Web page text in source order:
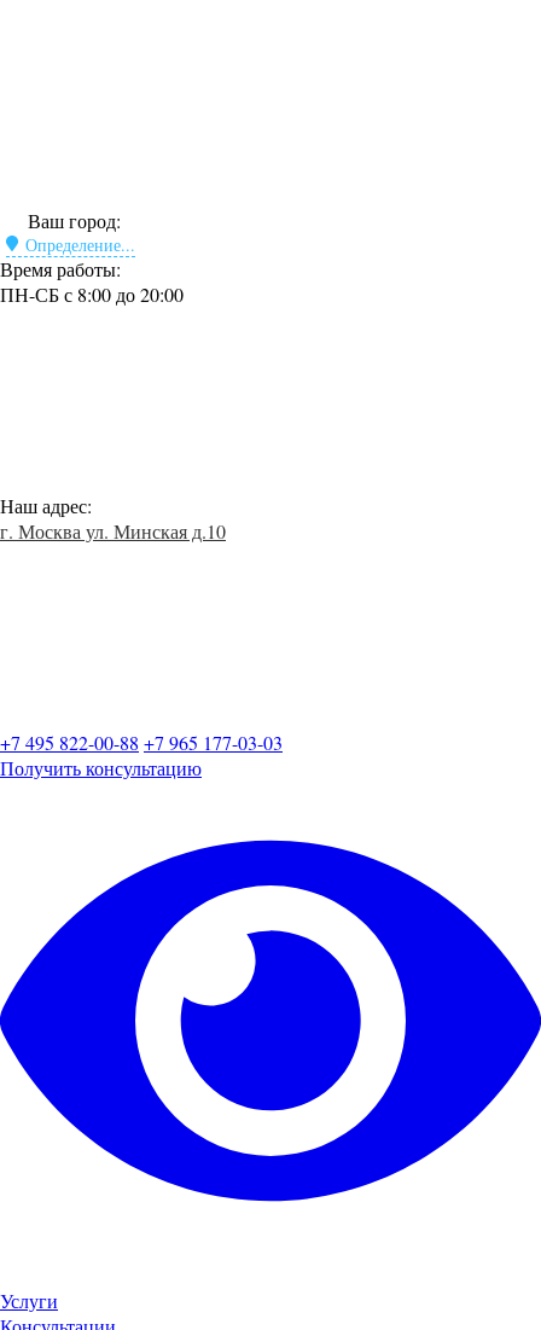
Ваш город:
Определение...
Время работы:
ПН-СБ с 8:00 до 20:00
Наш адрес:
г. Москва ул. Минская д.10
+7 495 822-00-88 +7 965 177-03-03
Получить консультацию
Услуги